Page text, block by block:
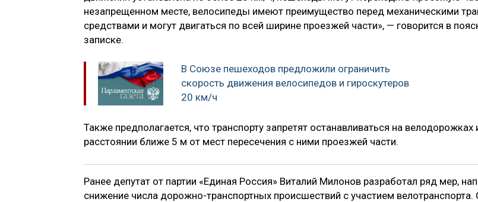
незапрещенном месте, велосипеды имеют преимущество перед механическими
средствами и могут двигаться по всей ширине проезжей части», — говорится в
записке.
В Союзе пешеходов предложили ограничить
скорость движения велосипедов и гироскутеров
20 км/ч
Также предполагается, что транспорту запретят останавливаться на велодорожках
расстоянии ближе 5 м от мест пересечения с ними проезжей части.
Ранее депутат от партии «Единая Россия» Виталий Милонов разработал ряд мер,
снижение числа дорожно-транспортных происшествий с участием велотранспорта.